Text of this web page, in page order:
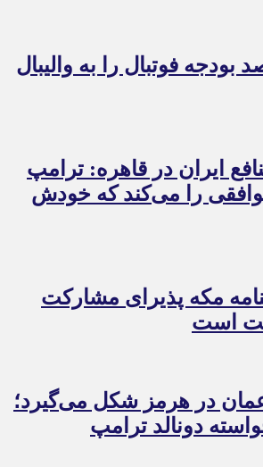
فوتبال را به والیبال
ایران در قاهره: ترامپ
را می‌کند که خودش
مکه پذیرای مشارکت
است
عمان در هرمز شکل می‌گیرد؛
دونالد ترامپ